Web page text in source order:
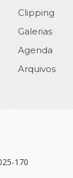
Clipping
Galerias
Agenda
Arquivos
170